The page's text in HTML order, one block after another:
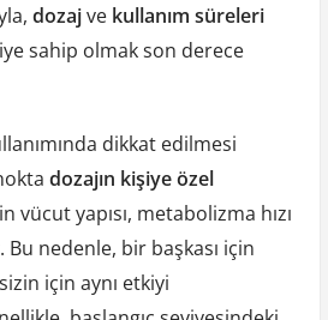
dozajve kullanım süreleri
sahip olmak son derece
dikkat edilmesi
dozajın kişiye özel
vücut yapısı, metabolizma hızı
Bu nedenle, bir başkası için
için aynı etkiyi